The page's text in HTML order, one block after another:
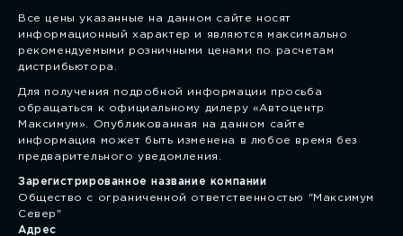
Все цены указанные на данном сайте носят
информационный характер и являются максимально
рекомендуемыми розничными ценами по расчетам
дистрибьютора.
Для получения подробной информации просьба
обращаться к официальному дилеру «Автоцентр
Максимум». Опубликованная на данном сайте
информация может быть изменена в любое время без
предварительного уведомления.
Зарегистрированное название компании
Общество с ограниченной ответственностью "Максимум
Север"
Адрес